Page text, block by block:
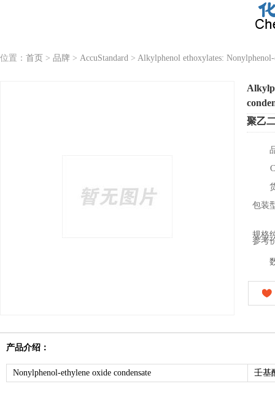
位置： 首页 > 品牌 > AccuStandard > Alkylphenol ethoxylates:
聚乙
包装
规格
参考
产品介绍：
Nonylphenol-ethylene oxide condensate 壬基